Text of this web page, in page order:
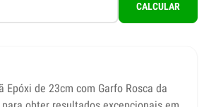
CALCULAR
Epóxi de 23cm com Garfo Rosca da